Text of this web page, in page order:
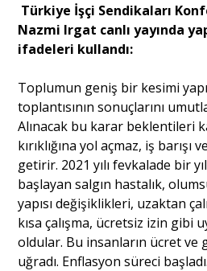
Türkiye İşçi Sendikaları
Nazmi Irgat canlı yayında
ifadeleri kullandı:
Toplumun geniş bir kesimi
toplantısının sonuçlarını
Alınacak bu karar beklentileri
kırıklığına yol açmaz, iş
getirir. 2021 yılı fevkalade bir
başlayan salgın hastalık,
yapısı değişiklikleri, uzaktan
kısa çalışma, ücretsiz izin gibi
oldular. Bu insanların ücret ve
uğradı. Enflasyon süreci başladı.